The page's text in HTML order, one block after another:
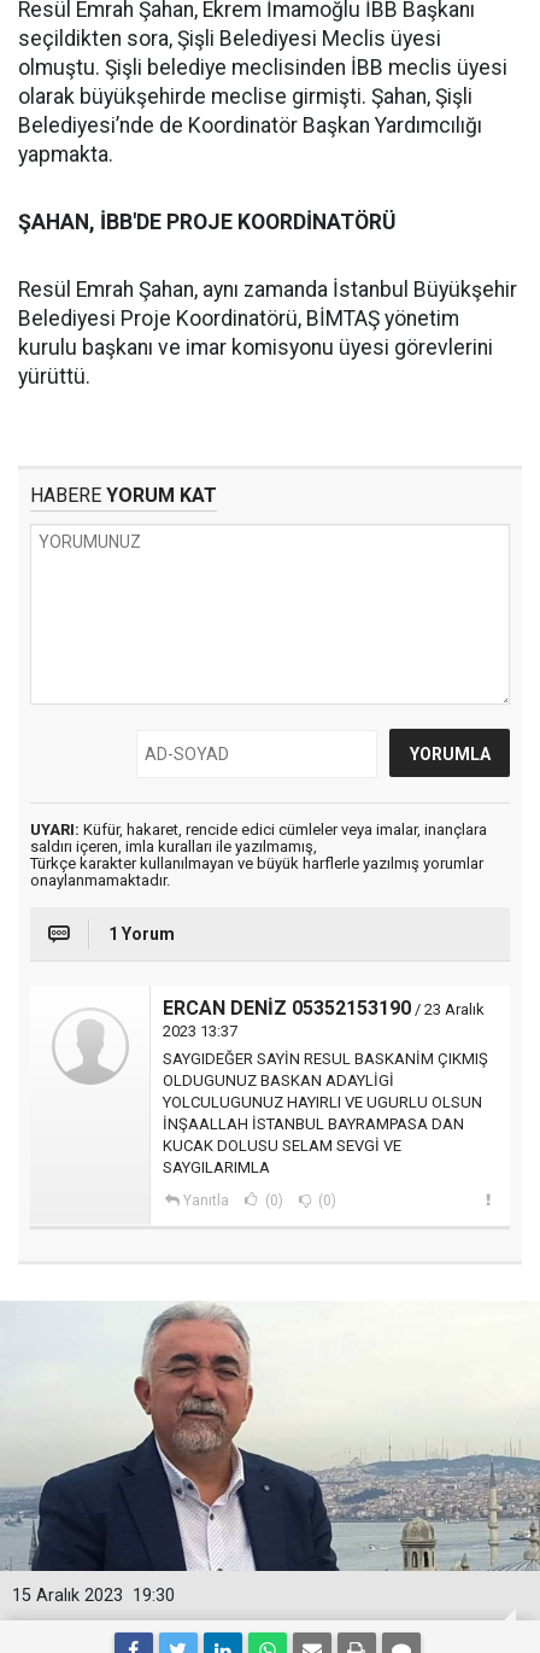
Resül Emrah Şahan, Ekrem İmamoğlu İBB Başkanı
seçildikten sora, Şişli Belediyesi Meclis üyesi
olmuştu. Şişli belediye meclisinden İBB meclis üyesi
olarak büyükşehirde meclise girmişti. Şahan, Şişli
Belediyesi’nde de Koordinatör Başkan Yardımcılığı
yapmakta.
ŞAHAN, İBB'DE PROJE KOORDİNATÖRÜ
Resül Emrah Şahan, aynı zamanda İstanbul Büyükşehir
Belediyesi Proje Koordinatörü, BİMTAŞ yönetim
kurulu başkanı ve imar komisyonu üyesi görevlerini
yürüttü.
HABERE YORUM KAT
UYARI: Küfür, hakaret, rencide edici cümleler veya imalar, inançlara
saldırı içeren, imla kuralları ile yazılmamış,
Türkçe karakter kullanılmayan ve büyük harflerle yazılmış yorumlar
onaylanmamaktadır.
1 Yorum
ERCAN DENİZ 05352153190 / 23 Aralık
2023 13:37
SAYGIDEĞER SAYİN RESUL BASKANİM ÇIKMIŞ
OLDUGUNUZ BASKAN ADAYLİGİ
YOLCULUGUNUZ HAYIRLI VE UGURLU OLSUN
İNŞAALLAH İSTANBUL BAYRAMPASA DAN
KUCAK DOLUSU SELAM SEVGİ VE
SAYGILARIMLA
Yanıtla (0) (0)
19:30
15 Aralık 2023